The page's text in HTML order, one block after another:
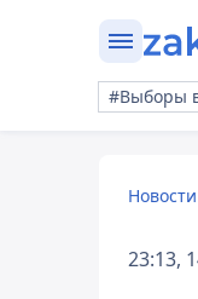
#Выборы
23:13,